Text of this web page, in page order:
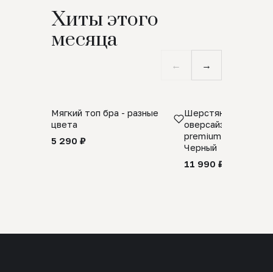
Хиты этого
месяца
← →
Мягкий топ бра - разные
цвета
5 290 ₽
Шерстяной свитер
оверсайз 100%
premium merino
Черный
11 990 ₽